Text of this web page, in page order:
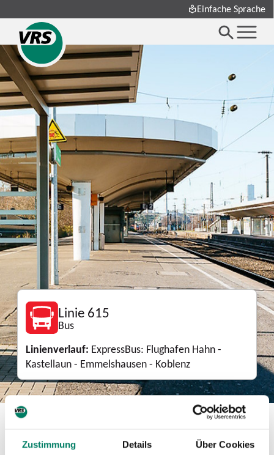
Zustimmung Details Über Cookies
Einfache Sprache
Linie 615
Bus
Linienverlauf: ExpressBus: Flughafen Hahn -
Kastellaun - Emmelshausen - Koblenz
Download